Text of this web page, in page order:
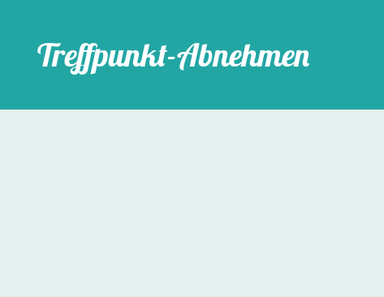
Treffpunkt-Abnehmen